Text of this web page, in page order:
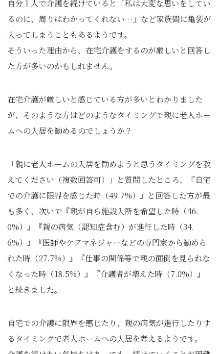
自分１人で介護を続けていると「私は大変な思いをしてい
るのに、周りはわかってくれない…」など家族間に亀裂が
入ってしまうこともあるようです。
そういった理由から、在宅介護をするのが厳しいと回答し
た方が多いのかもしれません。
在宅介護が厳しいと感じている方が多いとわかりました
が、そのような方はどのようなタイミングで親に老人ホー
ムへの入居を勧めるのでしょうか？
「親に老人ホームの入居を勧めようと思うタイミングを教
えてください（複数回答可）」と質問したところ、『自宅
での介護に限界を感じた時（49.7%）』と回答した方が最
も多く、次いで『親が自ら施設入所を希望した時（46.
0%）』『親の病気（認知症含む）が進行した時（34.
6%）』『医師やケアマネジャーなどの専門家から勧めら
れた時（27.7%）』『仕事の関係等で親の面倒を見られな
くなった時（18.5%）』『介護者が増えた時（7.0%）』
と続きました。
自宅での介護に限界を感じたり、親の病気が進行したりす
るタイミングで老人ホームへの入居を考えるようです。